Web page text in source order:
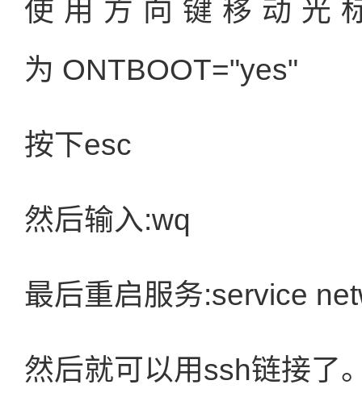
使用方向键移动光
为 ONTBOOT="yes"
按下esc
然后输入:wq
最后重启服务:service
然后就可以用ssh链接了